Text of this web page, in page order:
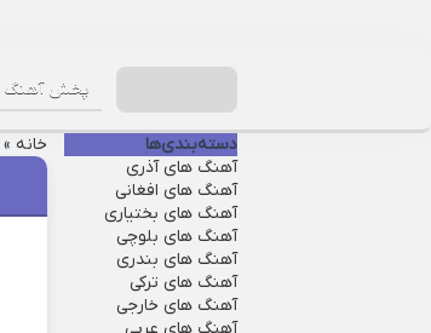
پخش آهنگ
خانه »
دسته‌بندی‌ها
آهنگ های آذری
آهنگ های افغانی
آهنگ های بختیاری
آهنگ های بلوچی
آهنگ های بندری
آهنگ های ترکی
آهنگ های خارجی